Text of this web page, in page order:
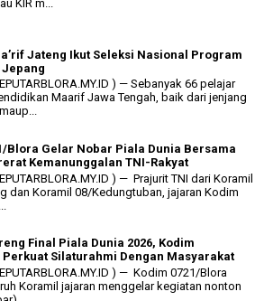
KIR m...
Jateng Ikut Seleksi Nasional Program
) — Sebanyak 66 pelajar
Maarif Jawa Tengah, baik dari jenjang
Blora Gelar Nobar Piala Dunia Bersama
Kemanunggalan TNI-Rakyat
) — Prajurit TNI dari Koramil
dan Koramil 08/Kedungtuban, jajaran Kodim
Final Piala Dunia 2026, Kodim
Perkuat Silaturahmi Dengan Masyarakat
) — Kodim 0721/Blora
Koramil jajaran menggelar kegiatan nonton